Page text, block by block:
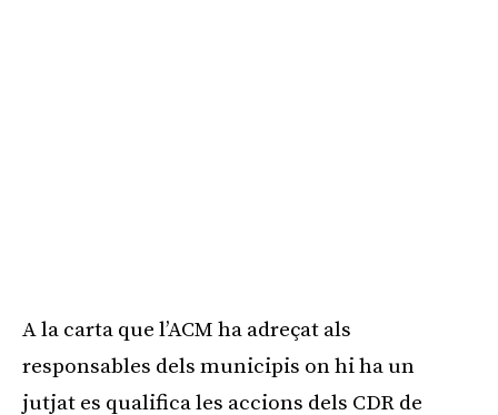
A la carta que l’ACM ha adreçat als
responsables dels municipis on hi ha un
jutjat es qualifica les accions dels CDR de